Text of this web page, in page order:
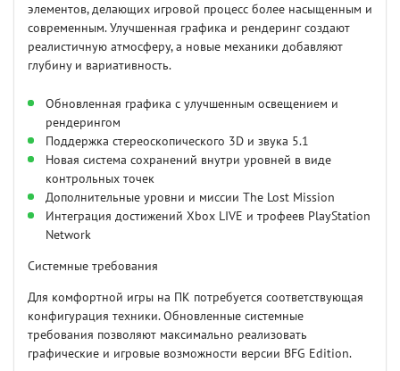
элементов, делающих игровой процесс более насыщенным и
современным. Улучшенная графика и рендеринг создают
реалистичную атмосферу, а новые механики добавляют
глубину и вариативность.
Обновленная графика с улучшенным освещением и
рендерингом
Поддержка стереоскопического 3D и звука 5.1
Новая система сохранений внутри уровней в виде
контрольных точек
Дополнительные уровни и миссии The Lost Mission
Интеграция достижений Xbox LIVE и трофеев PlayStation
Network
Системные требования
Для комфортной игры на ПК потребуется соответствующая
конфигурация техники. Обновленные системные
требования позволяют максимально реализовать
графические и игровые возможности версии BFG Edition.